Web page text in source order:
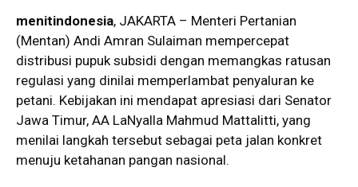
menitindonesia, JAKARTA – Menteri Pertanian
(Mentan) Andi Amran Sulaiman mempercepat
distribusi pupuk subsidi dengan memangkas ratusan
regulasi yang dinilai memperlambat penyaluran ke
petani. Kebijakan ini mendapat apresiasi dari Senator
Jawa Timur, AA LaNyalla Mahmud Mattalitti, yang
menilai langkah tersebut sebagai peta jalan konkret
menuju ketahanan pangan nasional.